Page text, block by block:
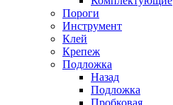
Пороги
Инструмент
Клей
Крепеж
Подложка
Назад
Подложка
Пробковая